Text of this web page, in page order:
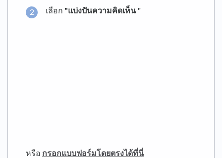
เลือก "แบ่งปันความคิดเห็น"
หรือ กรอกแบบฟอร์มโดยตรงได้ที่นี่